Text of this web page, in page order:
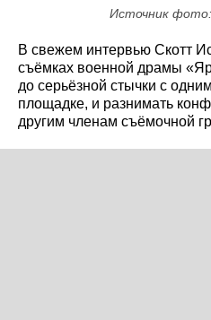
Источник
В свежем интервью Скотт
съёмках военной драмы
до серьёзной стычки с
площадке, и разнимать
другим членам съёмочной